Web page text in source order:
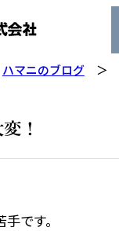
ハマニのブログ
！
です。